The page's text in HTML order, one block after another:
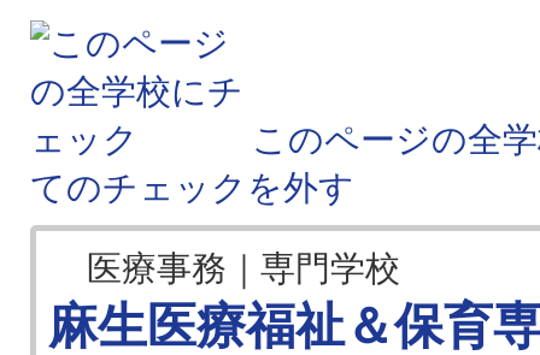
このページの全
てのチェックを外す
医療事務｜専門学校
麻生医療福祉＆保育